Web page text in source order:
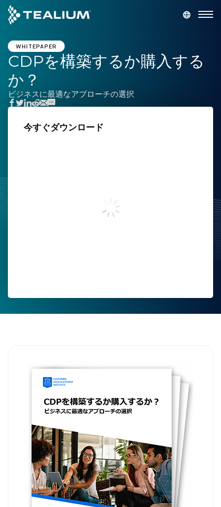
main
content
デモを依頼
プラットフォーム
ソリューション
WHITEPAPER
CDPを構築するか購入する
か？
ビジネスに最適なアプローチの選択
今すぐダウンロード
部署および役職
ならびに
イバシーポリシー
送信